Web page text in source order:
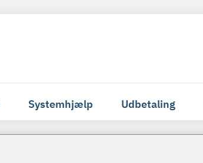
Systemhjælp Udbetaling